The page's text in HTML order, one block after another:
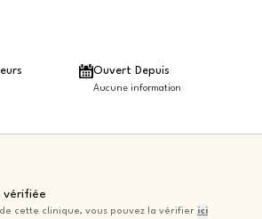
Ouvert Depuis
Aucune information
vérifiée
cette clinique, vous pouvez la vérifier ici